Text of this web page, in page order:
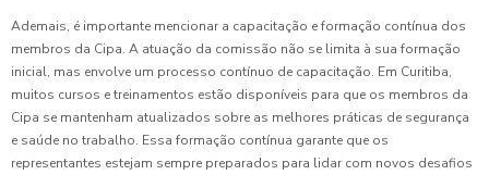
Ademais, é importante mencionar a capacitação e formação contínua dos
membros da Cipa. A atuação da comissão não se limita à sua formação
inicial, mas envolve um processo contínuo de capacitação. Em Curitiba,
muitos cursos e treinamentos estão disponíveis para que os membros da
Cipa se mantenham atualizados sobre as melhores práticas de segurança
e saúde no trabalho. Essa formação contínua garante que os
representantes estejam sempre preparados para lidar com novos desafios